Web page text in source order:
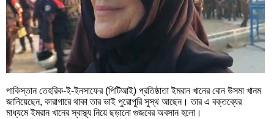
পাকিস্তান তেহরিক-ই-ইনসাফের (পিটিআই) প্রতিষ্ঠাতা ইমরান খানের বোন উসমা খানম
জানিয়েছেন, কারাগারে থাকা তার ভাই পুরোপুরি সুস্থ আছেন। তার এ বক্তব্যের
মাধ্যমে ইমরান খানের স্বাস্থ্য নিয়ে ছড়ানো গুজবের অবসান হলো।